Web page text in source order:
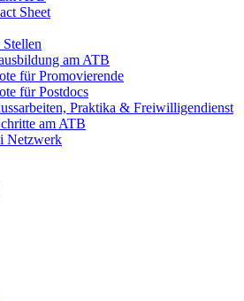
Sheet
am ATB
für Promovierende
für Postdocs
Praktika & Freiwilligendienst
am ATB
Netzwerk